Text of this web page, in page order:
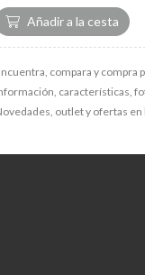
compara y compra
características,
outlet y ofertas en
Añadir a la cesta